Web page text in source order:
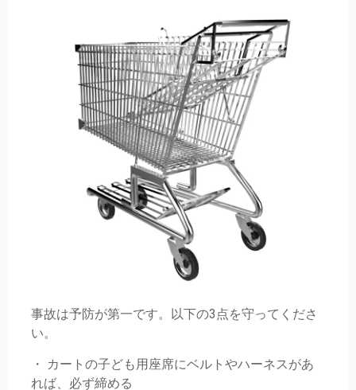
事故は予防が第一です。以下の3点を守ってくださ
い。
・ カートの子ども用座席にベルトやハーネスがあ
れば、必ず締める